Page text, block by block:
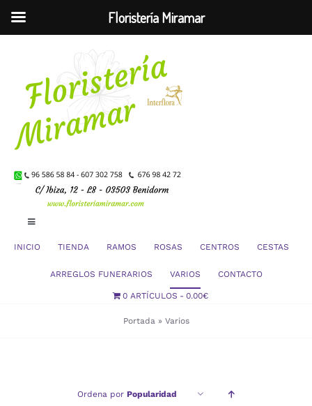
contenido
Toggle
Politica de privacidad
INICIO TIENDA RAMOS ROSAS CENTROS CESTAS
ARREGLOS FUNERARIOS VARIOS CONTACTO
0 ARTÍCULOS 0.00€
Portada » Varios
Ordena por Popularidad
Floristería Miramar